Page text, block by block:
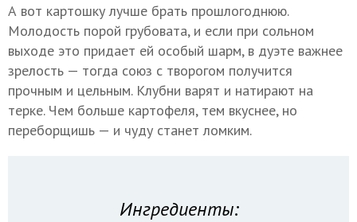
А вот картошку лучше брать прошлогоднюю.
Молодость порой грубовата, и если при сольном
выходе это придает ей особый шарм, в дуэте важнее
зрелость — тогда союз с творогом получится
прочным и цельным. Клубни варят и натирают на
терке. Чем больше картофеля, тем вкуснее, но
переборщишь — и чуду станет ломким.
Ингредиенты: